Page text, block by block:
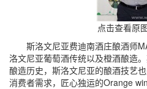
点击查看原
斯洛文尼亚费迪南酒庄酿酒师
洛文尼亚葡萄酒传统以及橙酒酿造
酿造历史，斯洛文尼亚的酿酒技艺
消费者需求，匠心独运的Orange